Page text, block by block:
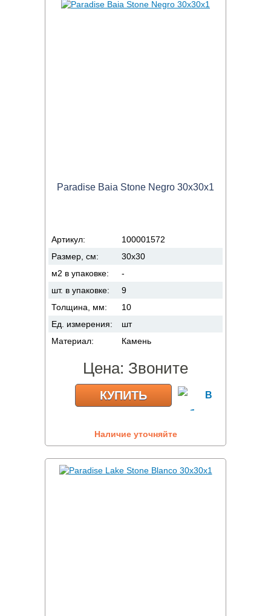
Paradise Baia Stone Negro 30x30x1
Артикул:
100001572
Размер, см:
30x30
м2 в упаковке:
-
шт. в упаковке:
9
Толщина, мм:
10
Ед. измерения:
шт
Материал:
Камень
Цена: Звоните
КУПИТЬ
Наличие уточняйте